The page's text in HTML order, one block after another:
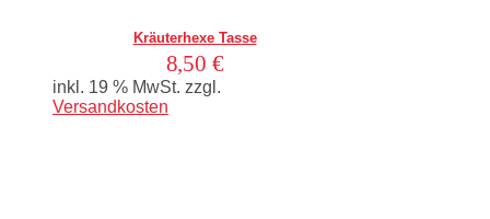
Kräuterhexe Tasse
8,50 €
inkl. 19 % MwSt. zzgl.
Versandkosten